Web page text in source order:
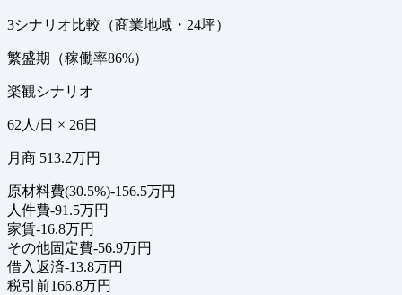
3シナリオ比較（商業地域・24坪）
繁盛期（稼働率86%）
楽観シナリオ
62人/日 × 26日
月商 513.2万円
原材料費(30.5%)-156.5万円
人件費-91.5万円
家賃-16.8万円
その他固定費-56.9万円
借入返済-13.8万円
税引前166.8万円